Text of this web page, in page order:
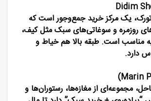
Didim
یک مرکز خرید جمع‌وجور است که
روزمره و سوغاتی‌های سبک مثل کیف،
مناسب است. طبقه بالا هم خیاط و
دارد.
مجموعه‌ای از مغازه‌ها، رستوران‌ها و